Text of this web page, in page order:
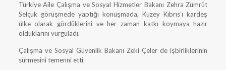
Türkiye Aile Çalışma ve Sosyal Hizmetler Bakanı Zehra Zümrüt
Selçuk görüşmede yaptığı konuşmada, Kuzey Kıbrıs’ı kardeş
ülke olarak gördüklerini ve her zaman katkı koymaya hazır
olduklarını vurguladı.
Çalışma ve Sosyal Güvenlik Bakanı Zeki Çeler de işbirliklerinin
sürmesini temenni etti.